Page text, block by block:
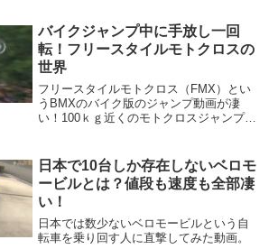
バイクジャンプ中に手放し一回
転！フリースタイルモトクロスの
世界
フリースタイルモトクロス（FMX）とい
うBMXのバイク版のジャンプ動画が凄
い！100ｋｇ近くのモトクロスジャンプ中
ロバティック！
日本で10台しか存在しないベロモ
ービルとは？値段も速度も全部凄
い！
日本では数少ないベロモービルという自
転車を乗り回す人に直撃してみた動画。